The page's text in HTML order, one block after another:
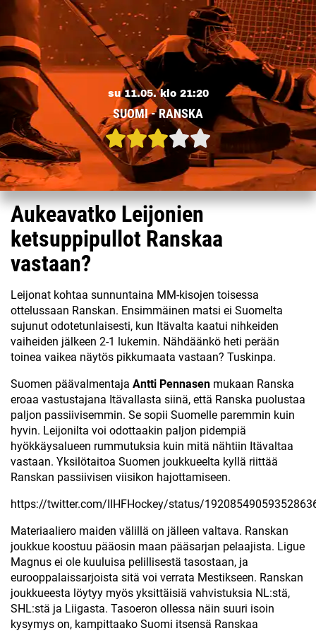
su 11.05. klo 21:20
SUOMI - RANSKA
Aukeavatko Leijonien
ketsuppipullot Ranskaa
vastaan?
Leijonat kohtaa sunnuntaina MM-kisojen toisessa
ottelussaan Ranskan. Ensimmäinen matsi ei Suomelta
sujunut odotetunlaisesti, kun Itävalta kaatui nihkeiden
vaiheiden jälkeen 2-1 lukemin. Nähdäänkö heti perään
toinea vaikea näytös pikkumaata vastaan? Tuskinpa.
Suomen päävalmentaja Antti Pennasen mukaan Ranska
eroaa vastustajana Itävallasta siinä, että Ranska puolustaa
paljon passiivisemmin. Se sopii Suomelle paremmin kuin
hyvin. Leijonilta voi odottaakin paljon pidempiä
hyökkäysalueen rummutuksia kuin mitä nähtiin Itävaltaa
vastaan. Yksilötaitoa Suomen joukkueelta kyllä riittää
Ranskan passiivisen viisikon hajottamiseen.
https://twitter.com/IIHFHockey/status/
Materiaaliero maiden välillä on jälleen valtava. Ranskan
joukkue koostuu pääosin maan pääsarjan pelaajista. Ligue
Magnus ei ole kuuluisa pelillisestä tasostaan, ja
eurooppalaissarjoista sitä voi verrata Mestikseen. Ranskan
joukkueesta löytyy myös yksittäisiä vahvistuksia NL:stä,
SHL:stä ja Liigasta. Tasoeron ollessa näin suuri isoin
kysymys on, kampittaako Suomi itsensä Ranskaa